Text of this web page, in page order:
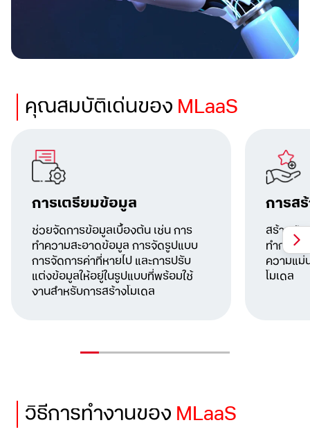
คุณสมบัติเด่นของMLaaS
การเตรียมข้อมูล
ช่วยจัดการข้อมูลเบื้องต้นเช่น การ
ทำความสะอาดข้อมูล การจัดรูปแบบ
การจัดการค่าที่หายไป และการปรับ
แต่งข้อมูลให้อยู่ในรูปแบบที่พร้อมใช้
งานสำหรับการสร้างโมเดล
การส
สร้างฟีเ
ทำการเ
ความแม่
โมเดล
วิธีการทำงานของMLaaS